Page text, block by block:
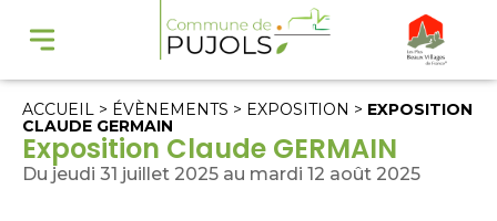
ACCUEIL > ÉVÈNEMENTS > EXPOSITION > EXPOSITION
CLAUDE GERMAIN
Exposition Claude GERMAIN
Du jeudi 31 juillet 2025 au mardi 12 août 2025